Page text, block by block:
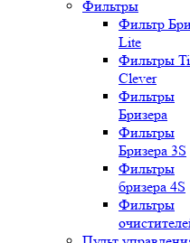
Фильтры
Фильтр
Lite
Фильтры
Clever
Фильтры
Бризера
Фильтры
Бризера 3S
Фильтры
бризера 4S
Фильтры